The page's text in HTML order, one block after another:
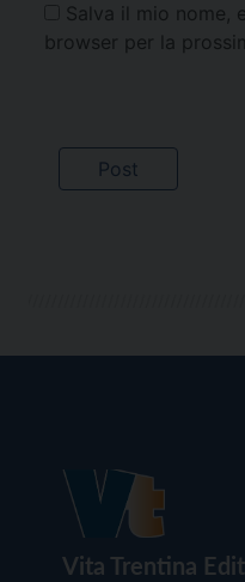
Salva il mio nome,
browser per la
Vita Trentina